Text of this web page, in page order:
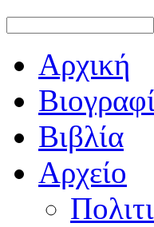
Αρχική
Βιβλία
Αρχείο